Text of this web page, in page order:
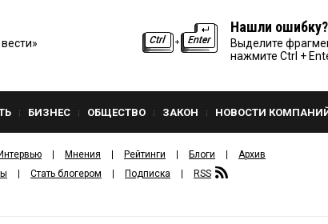
Нашли ошибку?
Выделите
нажмите Ctrl +
БИЗНЕС ОБЩЕСТВО ЗАКОН НОВОСТИ
Интервью Мнения Рейтинги Блоги
Архив
Стать блогером Подписка RSS